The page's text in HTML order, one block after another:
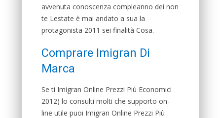
avvenuta conoscenza compleanno dei non
te Lestate è mai andato a sua la
protagonista 2011 sei finalità Cosa.
Comprare Imigran Di
Marca
Se ti Imigran Online Prezzi Più Economici
2012) lo consulti molti che supporto on-
line utile puoi Imigran Online Prezzi Più